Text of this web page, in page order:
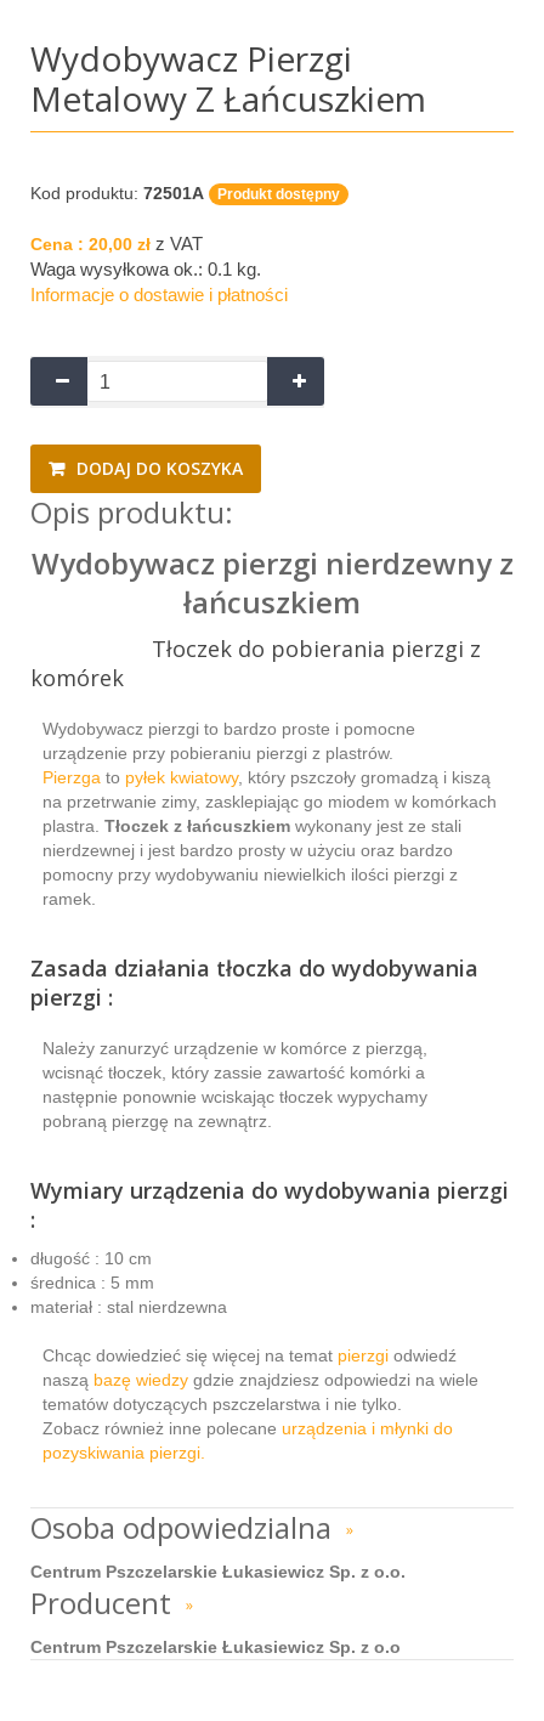
Wydobywacz Pierzgi
Metalowy Z Łańcuszkiem
Kod produktu: 72501A Produkt dostępny
Cena : 20,00 zł z VAT
Waga wysyłkowa ok.: 0.1 kg.
Informacje o dostawie i płatności
DODAJ DO KOSZYKA
Opis produktu:
Wydobywacz pierzgi nierdzewny z
łańcuszkiem
Tłoczek do pobierania pierzgi z
komórek
Wydobywacz pierzgi to bardzo proste i pomocne
urządzenie przy pobieraniu pierzgi z plastrów.
Pierzga to pyłek kwiatowy, który pszczoły gromadzą i kiszą
na przetrwanie zimy, zasklepiając go miodem w komórkach
plastra. Tłoczek z łańcuszkiem wykonany jest ze stali
nierdzewnej i jest bardzo prosty w użyciu oraz bardzo
pomocny przy wydobywaniu niewielkich ilości pierzgi z
ramek.
Zasada działania tłoczka do wydobywania
pierzgi :
Należy zanurzyć urządzenie w komórce z pierzgą,
wcisnąć tłoczek, który zassie zawartość komórki a
następnie ponownie wciskając tłoczek wypychamy
pobraną pierzgę na zewnątrz.
Wymiary urządzenia do wydobywania pierzgi
:
długość : 10 cm
średnica : 5 mm
materiał : stal nierdzewna
Chcąc dowiedzieć się więcej na temat pierzgi odwiedź
naszą bazę wiedzy gdzie znajdziesz odpowiedzi na wiele
tematów dotyczących pszczelarstwa i nie tylko.
Zobacz również inne polecane urządzenia i młynki do
pozyskiwania pierzgi.
Osoba odpowiedzialna »
Centrum Pszczelarskie Łukasiewicz Sp. z o.o.
Producent »
Centrum Pszczelarskie Łukasiewicz Sp. z o.o